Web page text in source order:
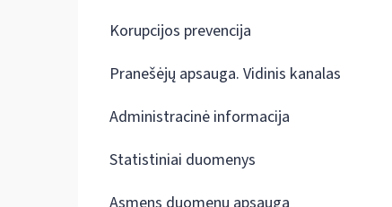
Korupcijos prevencija
Pranešėjų apsauga. Vidinis kanalas
Administracinė informacija
Statistiniai duomenys
Asmens duomenų apsauga